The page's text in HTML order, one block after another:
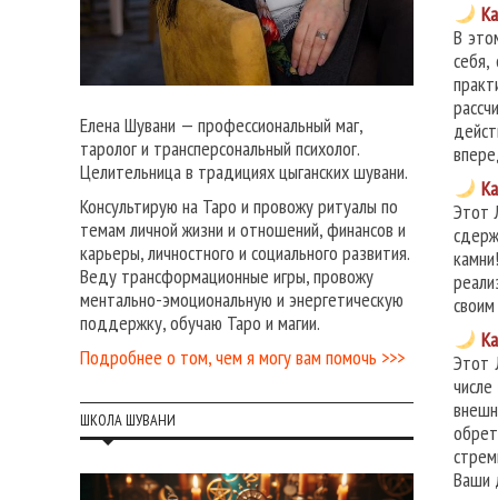
В
себя,
Этот
Этот
Ваши
Елена Шувани — профессиональный маг,
таролог и трансперсональный психолог.
Целительница в традициях цыганских шувани.
Консультирую на Таро и провожу ритуалы по
темам личной жизни и отношений, финансов и
карьеры, личностного и социального развития.
Веду трансформационные игры, провожу
ментально-эмоциональную и энергетическую
поддержку, обучаю Таро и магии.
Подробнее о том, чем я могу вам помочь >>>
ШКОЛА ШУВАНИ